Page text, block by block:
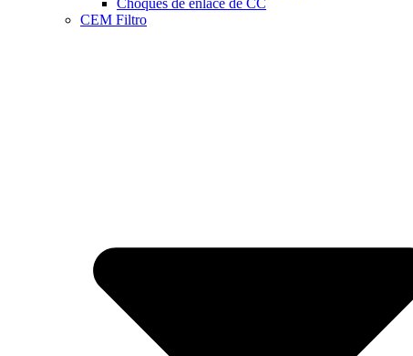
Choques de enlace de CC
CEM Filtro